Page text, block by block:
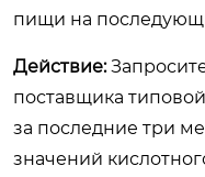
пищи на
Действие:
поставщика
за последние три
значений